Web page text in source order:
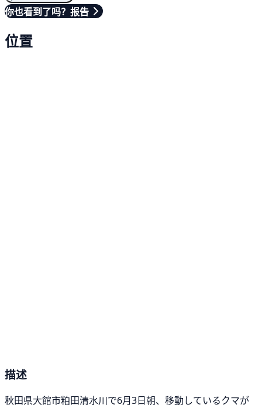
你也看到了吗？报告
位置
描述
秋田県大館市粕田清水川で6月3日朝、移動しているクマが